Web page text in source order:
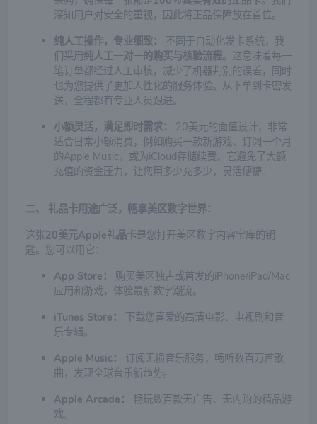
深知用户对安全的重视，因此将正品保障放在首位。
纯人工操作，专业细致：
不同于自动化发卡系统，我
们采用 纯人工一对一的购买与核验流程。这意味着每一
笔订单都经过人工审核，减少了机器判别的误差，同时
也为您提供了更加人性化的服务体验。从下单到卡密发
送，全程都有专业人员跟进。
小额灵活，满足即时需求：
20美元的面值设计，非常
适合日常小额消费，例如购买一款新游戏、订阅一个月
的Apple Music，或为iCloud存储续费。它避免了大额
充值的资金压力，让您用多少充多少，灵活便捷。
二、 礼品卡用途广泛，畅享美区数字世界：
这张20美元Apple礼品卡是您打开美区数字内容宝库的钥
匙。您可以用它：
App Store：
购买美区独占或首发的iPhone/iPad/Mac
应用和游戏，体验最新数字潮流。
iTunes Store：
下载您喜爱的高清电影、电视剧和音
乐专辑。
Apple Music：
订阅无损音乐服务，畅听数百万首歌
曲，发现全球音乐新趋势。
Apple Arcade：
畅玩数百款无广告、无内购的精品游
戏。